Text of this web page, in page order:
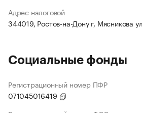
Адрес налоговой
344019, Ростов-на-Дону г, Мясникова
Социальные фонды
Регистрационный номер ПФР
071045016419